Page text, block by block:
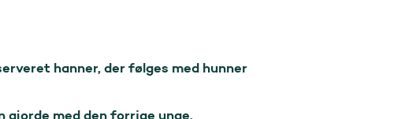
hanner, der følges med hunner